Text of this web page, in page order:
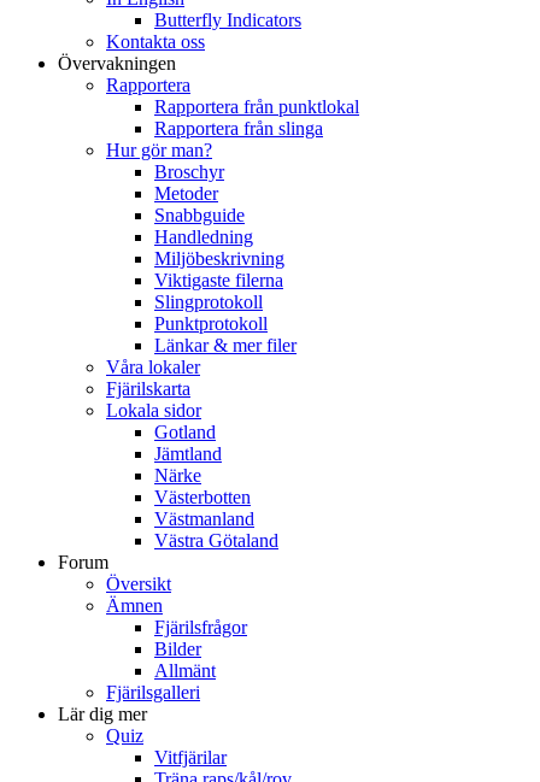
Butterfly Indicators
Kontakta oss
Övervakningen
Rapportera
Rapportera från punktlokal
Rapportera från slinga
Hur gör man?
Broschyr
Metoder
Snabbguide
Handledning
Miljöbeskrivning
Viktigaste filerna
Slingprotokoll
Punktprotokoll
Länkar & mer filer
Våra lokaler
Fjärilskarta
Lokala sidor
Gotland
Jämtland
Närke
Västerbotten
Västmanland
Västra Götaland
Forum
Översikt
Ämnen
Fjärilsfrågor
Bilder
Allmänt
Fjärilsgalleri
Lär dig mer
Quiz
Vitfjärilar